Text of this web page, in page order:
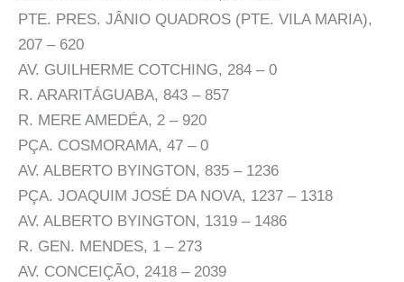
PTE. PRES. JÂNIO QUADROS (PTE. VILA MARIA),
207 – 620
AV. GUILHERME COTCHING, 284 – 0
R. ARARITÁGUABA, 843 – 857
R. MERE AMEDÉA, 2 – 920
PÇA. COSMORAMA, 47 – 0
AV. ALBERTO BYINGTON, 835 – 1236
PÇA. JOAQUIM JOSÉ DA NOVA, 1237 – 1318
AV. ALBERTO BYINGTON, 1319 – 1486
R. GEN. MENDES, 1 – 273
AV. CONCEIÇÃO, 2418 – 2039